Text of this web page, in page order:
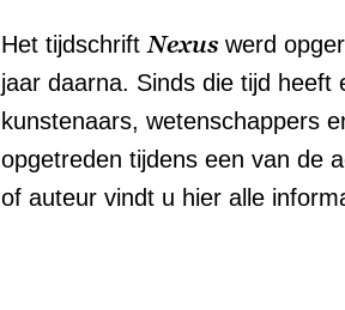
Het tijdschrift Nexus werd
jaar daarna. Sinds die tijd heeft
kunstenaars, wetenschappers
opgetreden tijdens een van de
of auteur vindt u hier alle